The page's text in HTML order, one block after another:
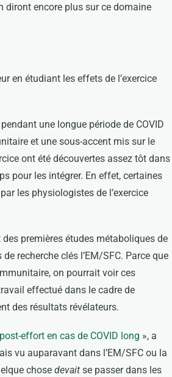
diront encore plus sur ce domaine
en étudiant les effets de l’exercice
une longue période de COVID
et une sous-accent mis sur le
ont été découvertes assez tôt dans
pour les intégrer. En effet, certaines
les physiologistes de l’exercice
premières études métaboliques de
recherche clés l’EM/SFC. Parce que
on pourrait voir ces
effectué dans le cadre de
des résultats révélateurs.
effort en cas de COVID long », a
vu auparavant dans l’EM/SFC ou la
chose devait se passer dans les